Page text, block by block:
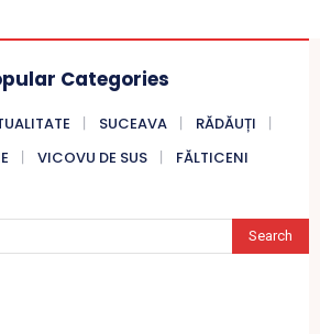
Categories
SUCEAVA
RĂDĂUȚI
VICOVU DE SUS FĂLTICENI
Search